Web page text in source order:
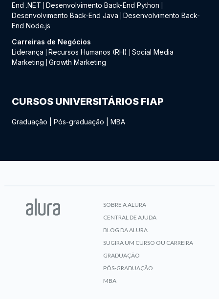
End .NET
Desenvolvimento Back-End Python
Desenvolvimento Back-End Java
Desenvolvimento Back-
End Node.js
Carreiras de Negócios
Liderança
Recursos Humanos (RH)
Social Media
Marketing
Growth Marketing
CURSOS UNIVERSITÁRIOS FIAP
Graduação Pós-graduação MBA
SOBRE A ALURA
CENTRAL DE AJUDA
BLOG DA ALURA
SUGIRA UM CURSO OU CARREIRA
GRADUAÇÃO
PÓS-GRADUAÇÃO
MBA